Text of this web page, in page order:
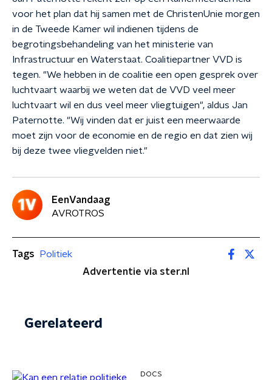
voor het plan dat hij samen met de ChristenUnie morgen
in de Tweede Kamer wil indienen tijdens de
begrotingsbehandeling van het ministerie van
Infrastructuur en Waterstaat. Coalitiepartner VVD is
tegen. "We hebben in de coalitie een open gesprek over
luchtvaart waarbij we weten dat de VVD veel meer
luchtvaart wil en dus veel meer vliegtuigen", aldus Jan
Paternotte. "Wij vinden dat er juist een meerwaarde
moet zijn voor de economie en de regio en dat zien wij
bij deze twee vliegvelden niet."
EenVandaag
AVROTROS
Tags
Politiek
Advertentie via ster.nl
Gerelateerd
DOCS